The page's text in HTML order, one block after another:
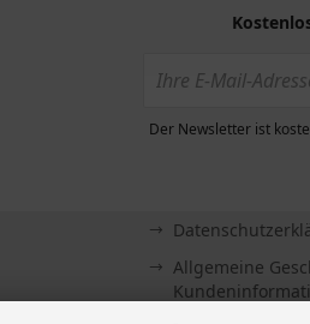
Der Newsletter ist
Allgemeine